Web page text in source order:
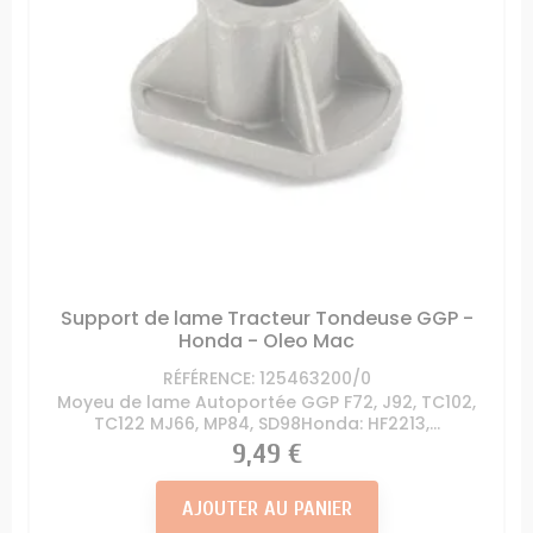
Support de lame Tracteur Tondeuse GGP -
Honda - Oleo Mac
RÉFÉRENCE: 125463200/0
Moyeu de lame Autoportée GGP F72, J92, TC102,
TC122 MJ66, MP84, SD98Honda: HF2213,...
Prix
9,49 €
AJOUTER AU PANIER